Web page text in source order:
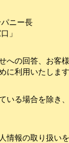
ニー長
」
への回答、お客
に利用いたします
いる場合を除き
情報の取り扱い